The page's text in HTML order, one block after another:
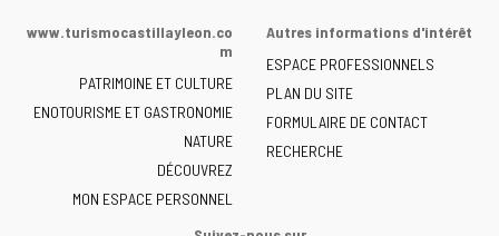
la
de
Castilla
y
León
-
www.turismocastillayleon.co
m
PATRIMOINE ET CULTURE
ENOTOURISME ET GASTRONOMIE
NATURE
DÉCOUVREZ
MON ESPACE PERSONNEL
Autres informations d'intérêt
ESPACE PROFESSIONNELS
PLAN DU SITE
FORMULAIRE DE CONTACT
RECHERCHE